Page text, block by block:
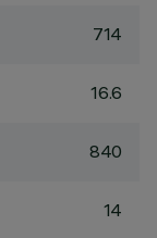
714
16.6
840
14